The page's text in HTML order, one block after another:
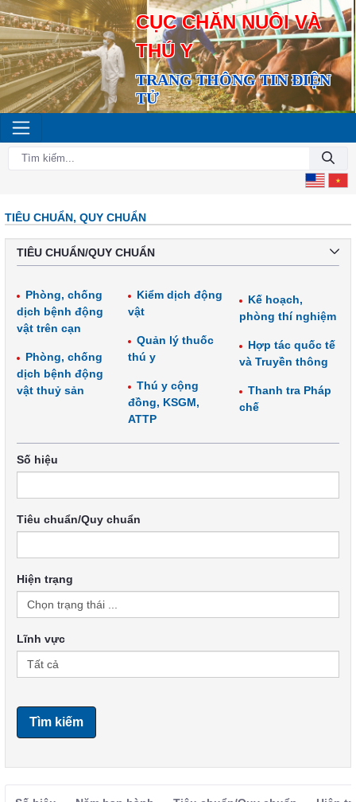
CỤC CHĂN NUÔI VÀ
THÚ Y
TRANG THÔNG TIN ĐIỆN
TỬ
TIÊU CHUẨN, QUY CHUẨN
TIÊU CHUẨN/QUY CHUẨN
Phòng, chống
dịch bệnh động
vật trên cạn
Phòng, chống
dịch bệnh động
vật thuỷ sản
Kiểm dịch động
vật
Quản lý thuốc
thú y
Thú y cộng
đồng, KSGM,
ATTP
Kế hoạch,
phòng thí nghiệm
Hợp tác quốc tế
và Truyền thông
Thanh tra Pháp
chế
Số hiệu
Tiêu chuẩn/Quy chuẩn
Hiện trạng
Lĩnh vực
Tìm kiếm